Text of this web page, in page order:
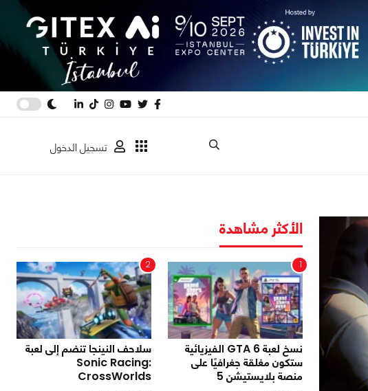
تسجيل الدخول
الأكثر مشاهدة
1
نسخ لعبة GTA 6 الفيزيائية
ستكون مغلقة جغرافيًا على
منصة بلايستيشن 5
2
سلاحف النينجا تنضم إلى لعبة
Sonic Racing:
CrossWorlds